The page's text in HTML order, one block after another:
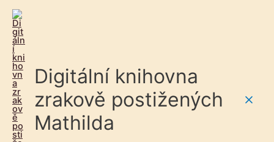
Digitální knihovna
zrakově postižených
Mathilda